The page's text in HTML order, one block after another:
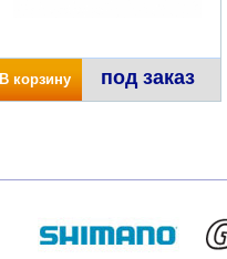
В корзину под заказ